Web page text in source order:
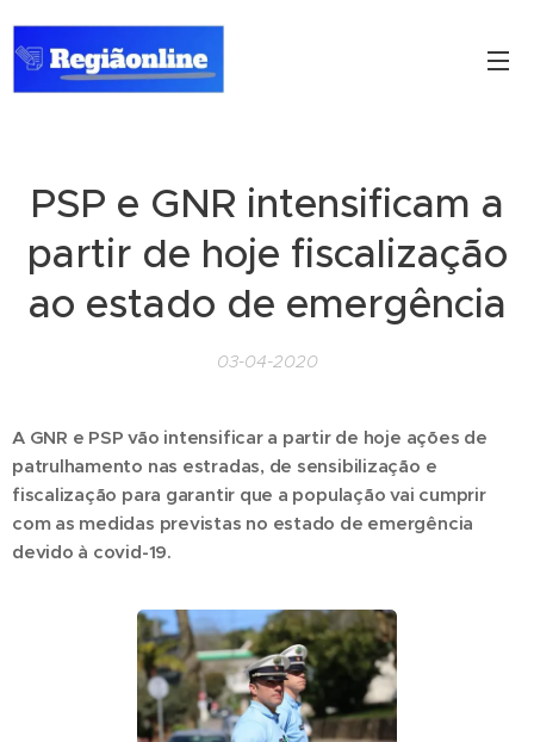
PSP e GNR intensificam a
partir de hoje fiscalização
ao estado de emergência
03-04-2020
A GNR e PSP vão intensificar a partir de hoje ações de
patrulhamento nas estradas, de sensibilização e
fiscalização para garantir que a população vai cumprir
com as medidas previstas no estado de emergência
devido à covid-19.